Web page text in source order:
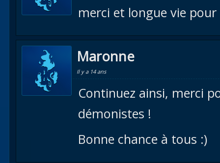
merci et longue vie pour
Maronne
Il y a 14 ans
Continuez ainsi, merci
démonistes !
Bonne chance à tous :)